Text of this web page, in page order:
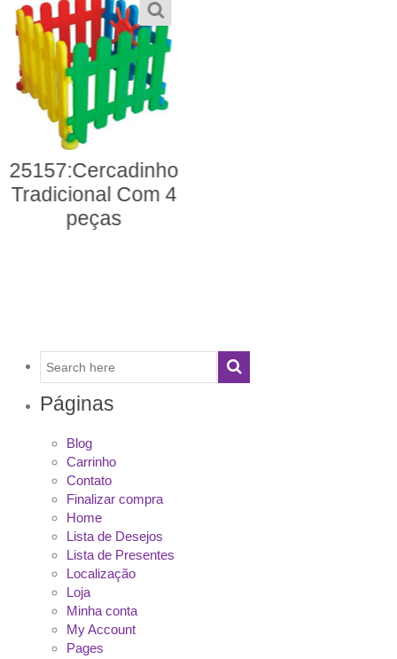
23127: Basquete de
Parede (sem bola)
Páginas
Blog
Carrinho
Contato
Finalizar compra
Home
Lista de Desejos
Lista de Presentes
Localização
Loja
Minha conta
My Account
Pages